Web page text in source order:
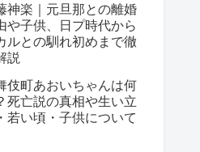
神楽｜元旦那との離婚
や子供、日プ時代から
ルとの馴れ初めまで徹
説
伎町あおいちゃんは何
死亡説の真相や生い立
若い頃・子供について